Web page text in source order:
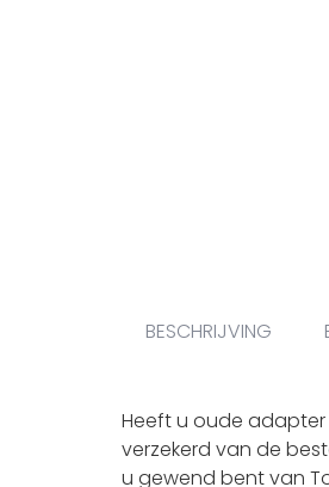
BESCHRIJVING
Heeft u oude
verzekerd van de
u gewend bent van